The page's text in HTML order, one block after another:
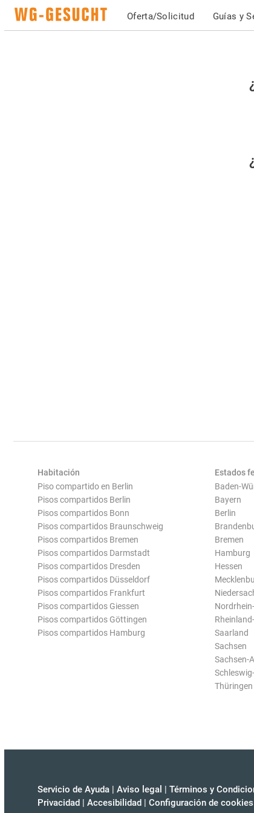
Oferta/Solicitud Guías y
Habitación
Piso compartido en Berlin
Pisos compartidos Berlin
Pisos compartidos Bonn
Pisos compartidos Braunschweig
Pisos compartidos Bremen
Pisos compartidos Darmstadt
Pisos compartidos Dresden
Pisos compartidos Düsseldorf
Pisos compartidos Frankfurt
Pisos compartidos Giessen
Pisos compartidos Göttingen
Pisos compartidos Hamburg
Estados
Baden-
Bayern
Berlin
Bremen
Hamburg
Hessen
Saarland
Sachsen
Sachsen-
Thüringen
Servicio de Ayuda | Aviso legal | Términos y
Privacidad | Accesibilidad | Configuración de cookies